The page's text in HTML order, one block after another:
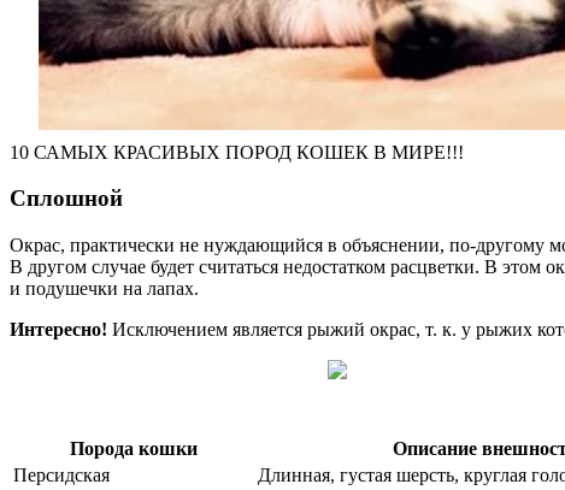
10 САМЫХ КРАСИВЫХ ПОРОД КОШЕК В МИРЕ!!!
Сплошной
Окрас, практически не нуждающийся в объяснении, по-другому
В другом случае будет считаться недостатком расцветки. В
и подушечки на лапах.
Интересно! Исключением является рыжий окрас, т. к. у рыжих
Порода кошки Описание
Персидская
Длинная, густая шерсть, круглая